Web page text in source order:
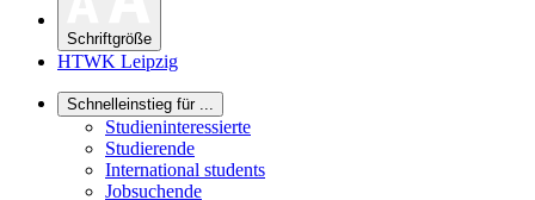
Schriftgröße
HTWK Leipzig
Schnelleinstieg für ...
Studieninteressierte
Studierende
International students
Jobsuchende